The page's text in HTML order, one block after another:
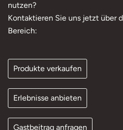
nutzen?
Kontaktieren Sie uns jetzt über
Bereich:
Produkte verkaufen
Erlebnisse anbieten
Gastbeitrag anfragen